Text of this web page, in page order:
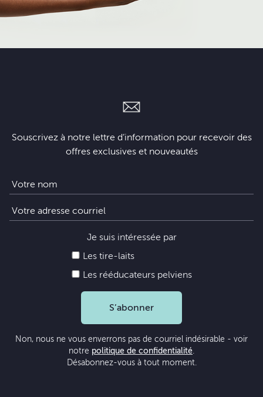
Souscrivez à notre lettre d’information pour recevoir des
offres exclusives et nouveautés
Je suis intéressée par
Les tire-laits
Les rééducateurs pelviens
S’abonner
Non, nous ne vous enverrons pas de courriel indésirable - voir
notre politique de confidentialité.
Désabonnez-vous à tout moment.